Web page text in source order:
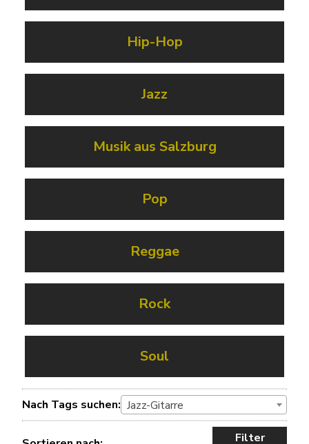
Hip-Hop
Jazz
Musik aus Salzburg
Pop
Reggae
Rock
Soul
Nach Tags suchen: Jazz-Gitarre
Filter